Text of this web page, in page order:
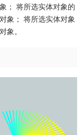
； 将所选实体对象的
象； 将所选实体对象
象。